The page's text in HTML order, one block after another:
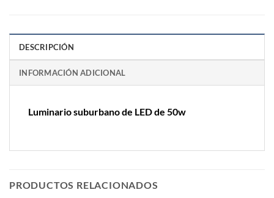
DESCRIPCIÓN
INFORMACIÓN ADICIONAL
Luminario suburbano de LED de 50w
PRODUCTOS RELACIONADOS